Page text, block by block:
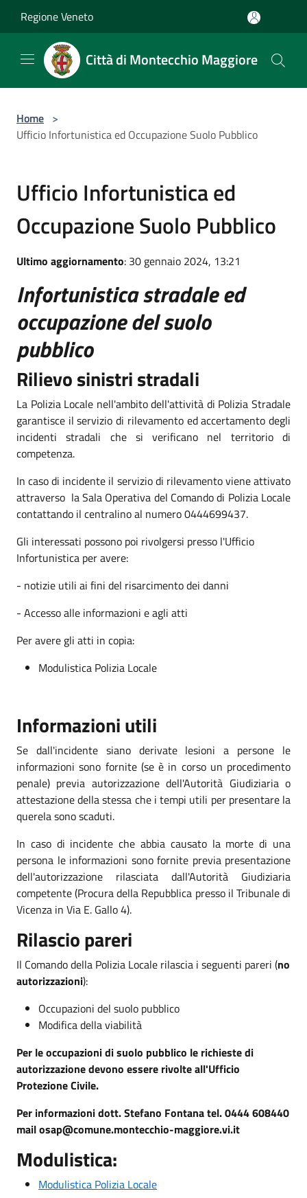
Regione Veneto
Città di Montecchio Maggiore
Home >
Ufficio Infortunistica ed Occupazione Suolo Pubblico
Ufficio Infortunistica ed
Occupazione Suolo Pubblico
Ultimo aggiornamento: 30 gennaio 2024, 13:21
Infortunistica stradale ed
occupazione del suolo
pubblico
Rilievo sinistri stradali
La Polizia Locale nell'ambito dell'attività di Polizia Stradale
garantisce il servizio di rilevamento ed accertamento degli
incidenti stradali che si verificano nel territorio di
competenza.
In caso di incidente il servizio di rilevamento viene attivato
attraverso la Sala Operativa del Comando di Polizia Locale
contattando il centralino al numero 0444699437.
Gli interessati possono poi rivolgersi presso l'Ufficio
Infortunistica per avere:
- notizie utili ai fini del risarcimento dei danni
- Accesso alle informazioni e agli atti
Per avere gli atti in copia:
Modulistica Polizia Locale
Informazioni utili
Se dall'incidente siano derivate lesioni a persone le
informazioni sono fornite (se è in corso un procedimento
penale) previa autorizzazione dell'Autorità Giudiziaria o
attestazione della stessa che i tempi utili per presentare la
querela sono scaduti.
In caso di incidente che abbia causato la morte di una
persona le informazioni sono fornite previa presentazione
dell'autorizzazione rilasciata dall'Autorità Giudiziaria
competente (Procura della Repubblica presso il Tribunale di
Vicenza in Via E. Gallo 4).
Rilascio pareri
Il Comando della Polizia Locale rilascia i seguenti pareri (no
autorizzazioni):
Occupazioni del suolo pubblico
Modifica della viabilità
Per le occupazioni di suolo pubblico le richieste di
autorizzazione devono essere rivolte all'Ufficio
Protezione Civile.
Per informazioni dott. Stefano Fontana tel. 0444 608440
mail osap@comune.montecchio-maggiore.vi.it
Modulistica:
Modulistica Polizia Locale